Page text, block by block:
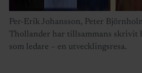
Per-Erik Johansson, Peter
Thollander har tillsammans skrivit
som ledare – en utvecklingsresa.